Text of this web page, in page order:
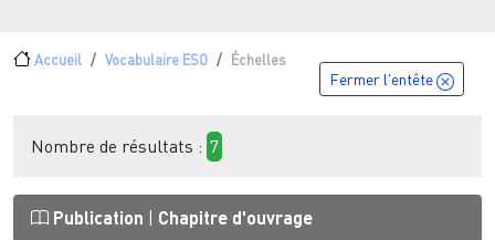
Fil d'Ariane
Accueil Vocabulaire ESO Échelles
Fermer l'entête
Nombre de résultats : 7
Publication Chapitre d'ouvrage